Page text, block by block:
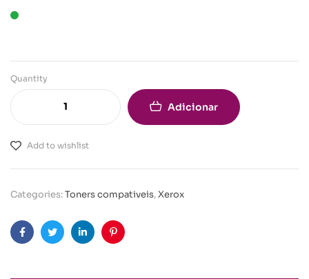
Quantity
Adicionar
Add to wishlist
Categories:Toners compativeis,Xerox
FacebookTwitterLinkedinPinterest